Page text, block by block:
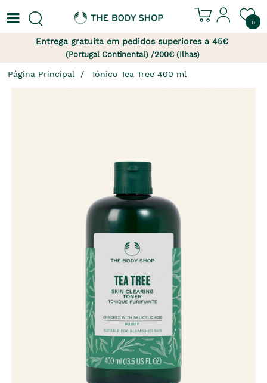
0
Entrega gratuita em pedidos superiores a 45€
(Portugal Continental) /200€ (Ilhas)
Página Principal Tónico Tea Tree 400 ml